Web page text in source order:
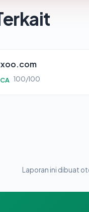
CA 100/100
Laporan ini dibuat